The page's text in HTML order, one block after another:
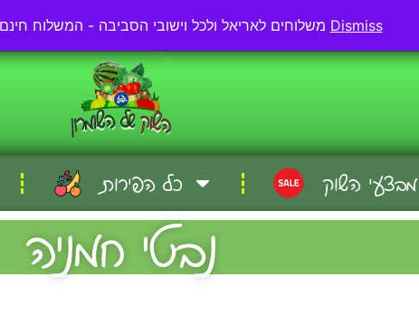
Dismiss
03-57-57-000
כל הפירות מבצעי השוק
נבטי חמניה